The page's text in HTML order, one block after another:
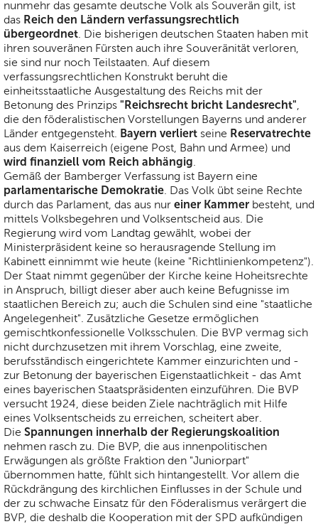
nunmehr das gesamte deutsche Volk als Souverän gilt, ist
das Reich den Ländern verfassungsrechtlich
übergeordnet . Die bisherigen deutschen Staaten haben mit
ihren souveränen Fürsten auch ihre Souveränität verloren,
sie sind nur noch Teilstaaten. Auf diesem
verfassungsrechtlichen Konstrukt beruht die
einheitsstaatliche Ausgestaltung des Reichs mit der
Betonung des Prinzips "Reichsrecht bricht Landesrecht"
die den föderalistischen Vorstellungen Bayerns und anderer
Länder entgegensteht. Bayern verliert seine Reservatrechte
aus dem Kaiserreich (eigene Post, Bahn und Armee) und
wird finanziell vom Reich abhängig
Gemäß der Bamberger Verfassung ist Bayern eine
parlamentarische Demokratie . Das Volk übt seine Rechte
durch das Parlament, das aus nur einer Kammer besteht, und
mittels Volksbegehren und Volksentscheid aus. Die
Regierung wird vom Landtag gewählt, wobei der
Ministerpräsident keine so herausragende Stellung im
Kabinett einnimmt wie heute (keine "Richtlinienkompetenz").
Der Staat nimmt gegenüber der Kirche keine Hoheitsrechte
in Anspruch, billigt dieser aber auch keine Befugnisse im
staatlichen Bereich zu; auch die Schulen sind eine "staatliche
Angelegenheit". Zusätzliche Gesetze ermöglichen
gemischtkonfessionelle Volksschulen. Die BVP vermag sich
nicht durchzusetzen mit ihrem Vorschlag, eine zweite,
berufsständisch eingerichtete Kammer einzurichten und -
zur Betonung der bayerischen Eigenstaatlichkeit - das Amt
eines bayerischen Staatspräsidenten einzuführen. Die BVP
versucht 1924, diese beiden Ziele nachträglich mit Hilfe
eines Volksentscheids zu erreichen, scheitert aber.
Die Spannungen innerhalb der Regierungskoalition
nehmen rasch zu. Die BVP, die aus innenpolitischen
Erwägungen als größte Fraktion den "Juniorpart"
übernommen hatte, fühlt sich hintangestellt. Vor allem die
Rückdrängung des kirchlichen Einflusses in der Schule und
der zu schwache Einsatz für den Föderalismus verärgert die
BVP, die deshalb die Kooperation mit der SPD aufkündigen